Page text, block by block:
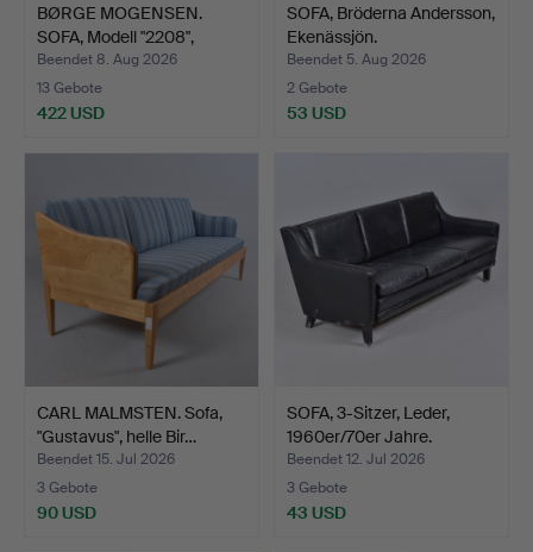
BØRGE MOGENSEN.
SOFA, Modell "2208",
bezog…
Beendet 8. Aug 2026
13 Gebote
422 USD
SOFA, Bröderna Andersson,
Ekenässjön.
Beendet 5. Aug 2026
2 Gebote
53 USD
CARL MALMSTEN. Sofa,
"Gustavus", helle Bir…
Beendet 15. Jul 2026
3 Gebote
90 USD
SOFA, 3-Sitzer, Leder,
1960er/70er Jahre.
Beendet 12. Jul 2026
3 Gebote
43 USD